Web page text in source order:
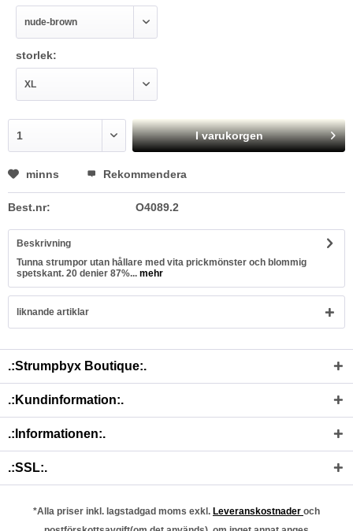
storlek:
I varukorgen
minns Rekommendera
Best.nr: O4089.2
Beskrivning
Tunna strumpor utan hållare med vita prickmönster och blommig
spetskant. 20 denier 87%... mehr
liknande artiklar
.:Strumpbyx Boutique:.
.:Kundinformation:.
.:Informationen:.
.:SSL:.
*Alla priser inkl. lagstadgad moms exkl. Leveranskostnader och